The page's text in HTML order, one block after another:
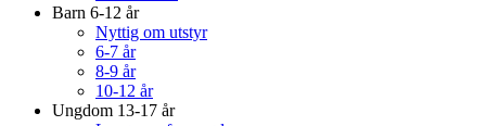
Barn 6-12 år
Nyttig om utstyr
6-7 år
8-9 år
10-12 år
Ungdom 13-17 år